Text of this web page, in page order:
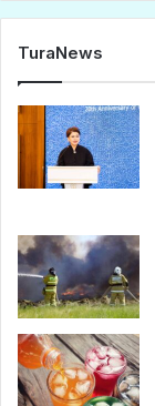
TuraNews